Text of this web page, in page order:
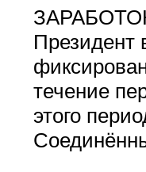
Президент
течение
этого